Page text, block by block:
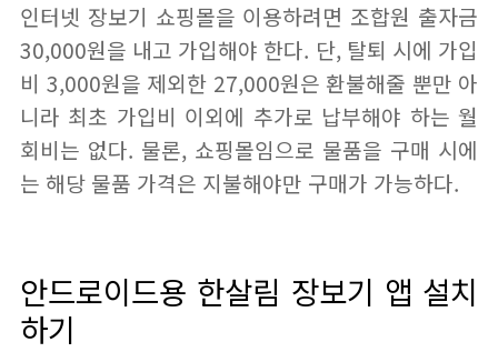
인터넷 장보기 쇼핑몰을 이용하려면 조합원 출자금
30,000원을 내고 가입해야 한다. 단, 탈퇴 시에 가입
비 3,000원을 제외한 27,000원은 환불해줄 뿐만 아
니라 최초 가입비 이외에 추가로 납부해야 하는 월
회비는 없다. 물론, 쇼핑몰임으로 물품을 구매 시에
는 해당 물품 가격은 지불해야만 구매가 가능하다.
안드로이드용 한살림 장보기 앱 설치
하기